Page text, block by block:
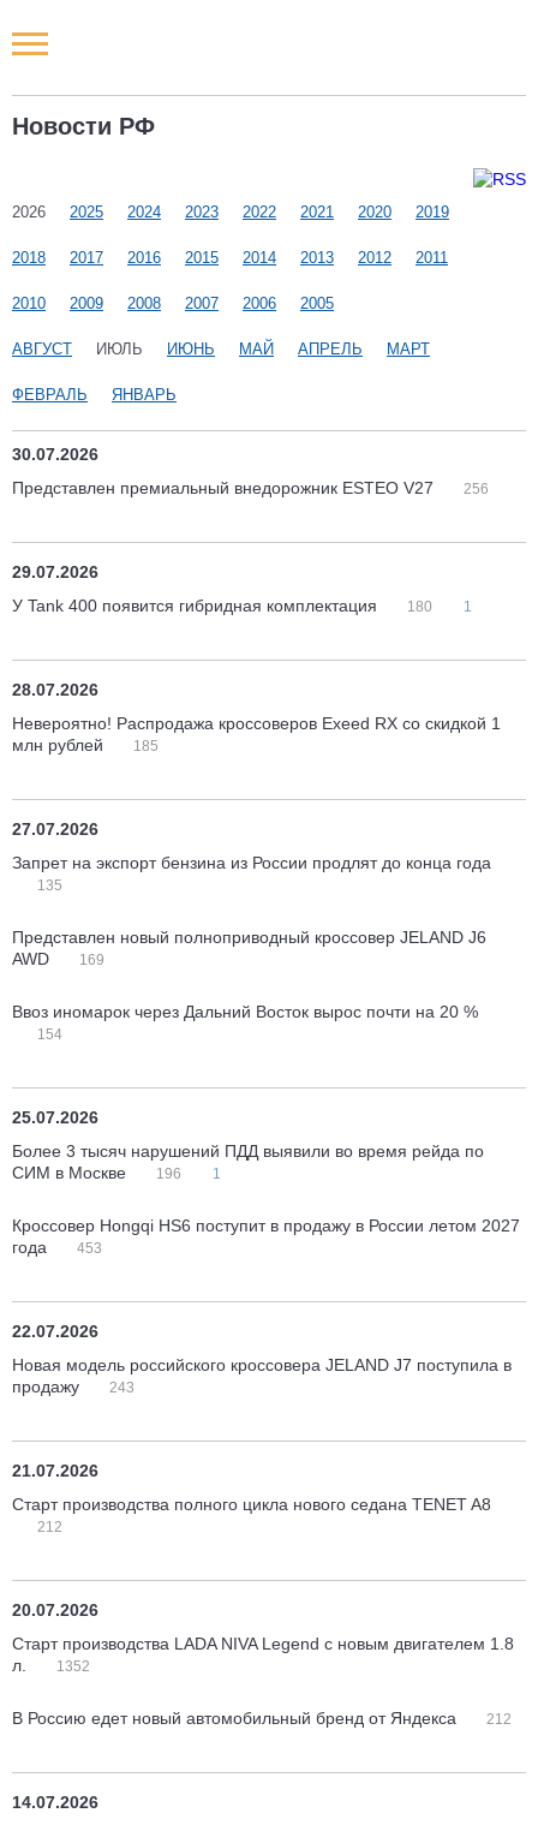
Новости РФ
2026 2025 2024 2023 2022 2021 2020 2019
2018 2017 2016 2015 2014 2013 2012 2011
2010 2009 2008 2007 2006 2005
АВГУСТ ИЮЛЬ ИЮНЬ МАЙ АПРЕЛЬ МАРТ
ФЕВРАЛЬ ЯНВАРЬ
30.07.2026
Представлен премиальный внедорожник ESTEO V27
256
29.07.2026
У Tank 400 появится гибридная комплектация
180 1
28.07.2026
Невероятно! Распродажа кроссоверов Exeed RX со скидкой 1
млн рублей
185
27.07.2026
Запрет на экспорт бензина из России продлят до конца года
135
Представлен новый полноприводный кроссовер JELAND J6
AWD
169
Ввоз иномарок через Дальний Восток вырос почти на 20 %
154
25.07.2026
Более 3 тысяч нарушений ПДД выявили во время рейда по
СИМ в Москве
196 1
Кроссовер Hongqi HS6 поступит в продажу в России летом 2027
года
453
22.07.2026
Новая модель российского кроссовера JELAND J7 поступила в
продажу
243
21.07.2026
Старт производства полного цикла нового седана TENET A8
212
20.07.2026
Старт производства LADA NIVA Legend с новым двигателем 1.8
л.
1352
В Россию едет новый автомобильный бренд от Яндекса 212
14.07.2026
Новости РФ
Новости компаний